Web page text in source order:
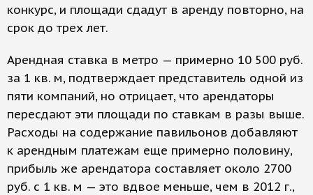
конкурс, и площади сдадут в аренду повторно, на
срок до трех лет.
Арендная ставка в метро — примерно 10 500 руб.
за 1 кв. м, подтверждает представитель одной из
пяти компаний, но отрицает, что арендаторы
пересдают эти площади по ставкам в разы выше.
Расходы на содержание павильонов добавляют
к арендным платежам еще примерно половину,
прибыль же арендатора составляет около 2700
руб. с 1 кв. м — это вдвое меньше, чем в 2012 г.,